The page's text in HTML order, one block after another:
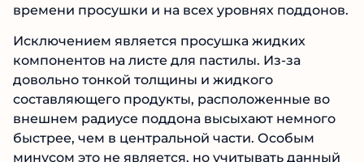
времени просушки и на всех уровнях поддонов.
Исключением является просушка жидких
компонентов на листе для пастилы. Из-за
довольно тонкой толщины и жидкого
составляющего продукты, расположенные во
внешнем радиусе поддона высыхают немного
быстрее, чем в центральной части. Особым
минусом это не является, но учитывать данный